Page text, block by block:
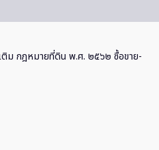
ม กฎหมายที่ดิน พ.ศ. ๒๕๖๒ ซื้อขาย-